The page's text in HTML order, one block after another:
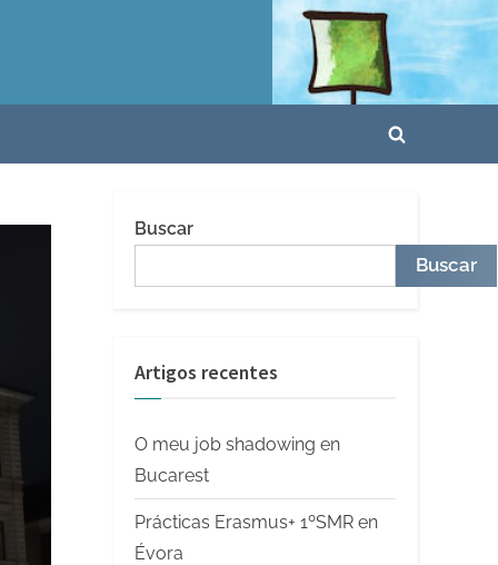
Toggle
Buscar
Buscar
Artigos recentes
O meu job shadowing en
Bucarest
Prácticas Erasmus+ 1ºSMR en
Évora